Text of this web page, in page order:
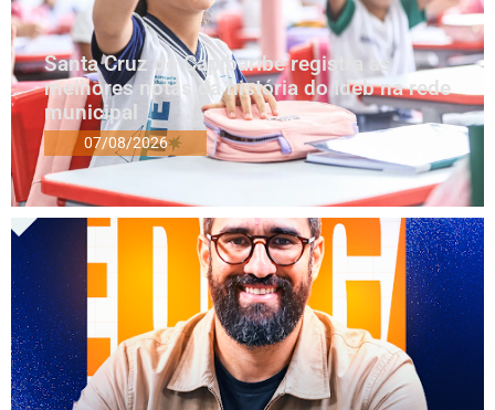
Santa Cruz do Capibaribe registra as
melhores notas da história do Ideb na rede
municipal
07/08/2026